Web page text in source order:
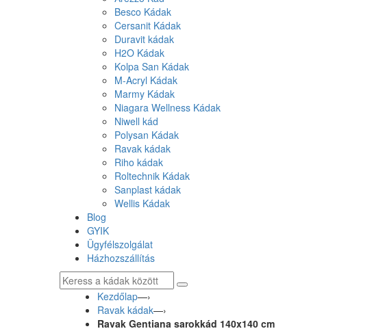
Besco Kádak
Cersanit Kádak
Duravit kádak
H2O Kádak
Kolpa San Kádak
M-Acryl Kádak
Marmy Kádak
Niagara Wellness Kádak
Niwell kád
Polysan Kádak
Ravak kádak
Riho kádak
Roltechnik Kádak
Sanplast kádak
Wellis Kádak
Blog
GYIK
Ügyfélszolgálat
Házhozszállítás
Kezdőlap—›
Ravak kádak—›
Ravak Gentiana sarokkád 140x140 cm